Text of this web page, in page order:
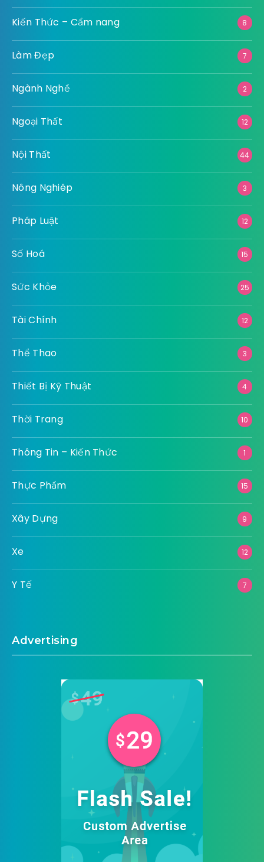
Kiến Thức – Cẩm nang 8
Làm Đẹp 7
Ngành Nghề 2
Ngoại Thất 12
Nội Thất 44
Nông Nghiêp 3
Pháp Luật 12
Số Hoá 15
Sức Khỏe 25
Tài Chính 12
Thể Thao 3
Thiết Bị Kỹ Thuật 4
Thời Trang 10
Thông Tin – Kiến Thức 1
Thực Phẩm 15
Xây Dựng 9
Xe 12
Y Tế 7
Advertising